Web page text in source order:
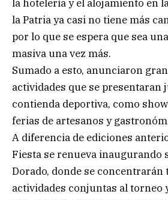
la hotelería y el alojamiento en
la Patria ya casi no tiene más
por lo que se espera que sea
masiva una vez más.
Sumado a esto, anunciaron
actividades que se presentaran
contienda deportiva, como
ferias de artesanos y
A diferencia de ediciones
Fiesta se renueva inaugurando
Dorado, donde se concentrarán
actividades conjuntas al torneo